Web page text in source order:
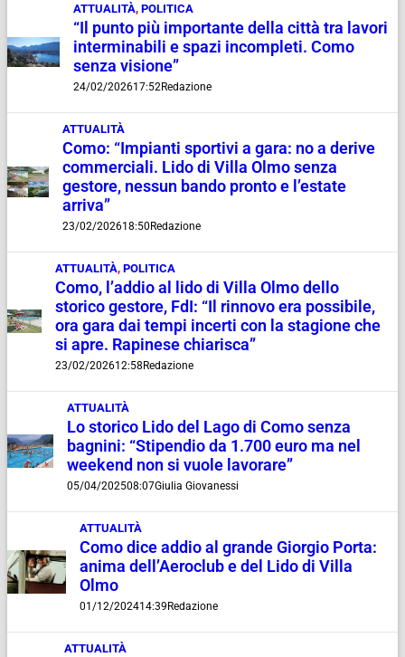
ATTUALITÀ, POLITICA
“Il punto più importante della città tra lavori
interminabili e spazi incompleti. Como
senza visione”
24/02/202617:52Redazione
ATTUALITÀ
Como: “Impianti sportivi a gara: no a derive
commerciali. Lido di Villa Olmo senza
gestore, nessun bando pronto e l’estate
arriva”
23/02/202618:50Redazione
ATTUALITÀ, POLITICA
Como, l’addio al lido di Villa Olmo dello
storico gestore, FdI: “Il rinnovo era possibile,
ora gara dai tempi incerti con la stagione che
si apre. Rapinese chiarisca”
23/02/202612:58Redazione
ATTUALITÀ
Lo storico Lido del Lago di Como senza
bagnini: “Stipendio da 1.700 euro ma nel
weekend non si vuole lavorare”
05/04/202508:07Giulia Giovanessi
ATTUALITÀ
Como dice addio al grande Giorgio Porta:
anima dell’Aeroclub e del Lido di Villa
Olmo
01/12/202414:39Redazione
ATTUALITÀ